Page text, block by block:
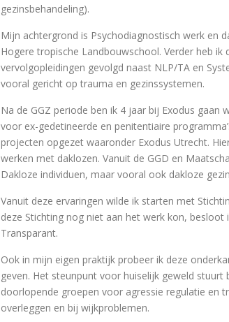
gezinsbehandeling).
Mijn achtergrond is Psychodiagnostisch werk en
Hogere tropische Landbouwschool. Verder heb ik
vervolgopleidingen gevolgd naast NLP/TA en
vooral gericht op trauma en gezinssystemen.
Na de GGZ periode ben ik 4 jaar bij Exodus gaan
voor ex-gedetineerde en penitentiaire
projecten opgezet waaronder Exodus Utrecht.
werken met daklozen. Vanuit de GGD en
Dakloze individuen, maar vooral ook dakloze
Vanuit deze ervaringen wilde ik starten met
deze Stichting nog niet aan het werk kon,
Transparant.
Ook in mijn eigen praktijk probeer ik deze
geven. Het steunpunt voor huiselijk geweld
doorlopende groepen voor agressie regulatie en
overleggen en bij wijkproblemen.